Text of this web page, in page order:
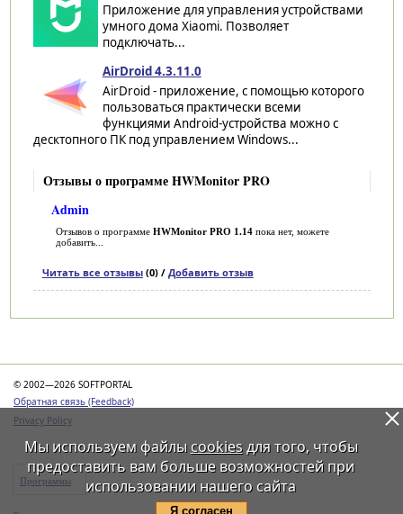
Приложение для управления устройствами
умного дома Xiaomi. Позволяет
подключать...
AirDroid 4.3.11.0
AirDroid - приложение, с помощью которого
пользоваться практически всеми
функциями Android-устройства можно с
десктопного ПК под управлением Windows...
Отзывы о программе HWMonitor PRO
Admin
Отзывов о программе HWMonitor PRO 1.14пока нет, можете
добавить...
Читать все отзывы(0) / Добавить отзыв
© 2002—2026 SOFTPORTAL
Обратная связь (Feedback)
Privacy Policy
Программы
Мы используем файлы cookiesдля того, чтобы
предоставить вам больше возможностей при
использовании нашего сайта